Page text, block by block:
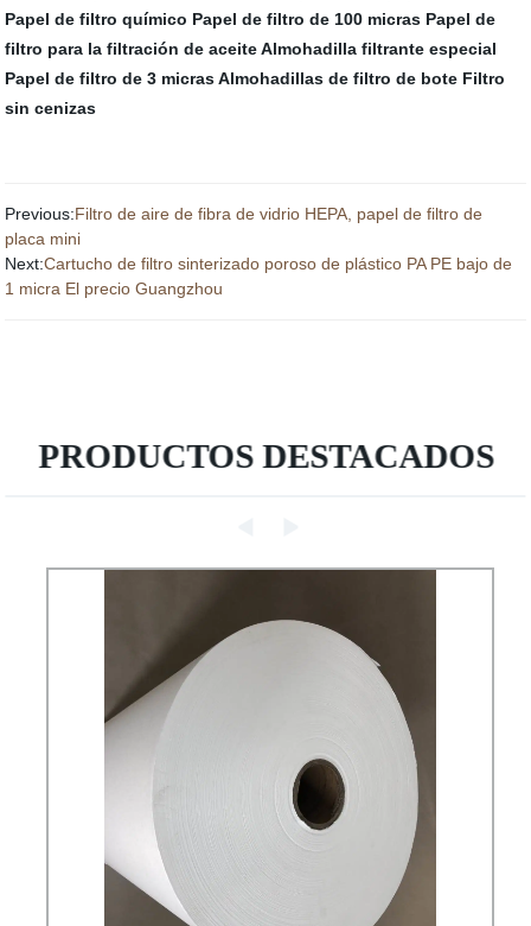
Papel de filtro químico Papel de filtro de 100 micras Papel de
filtro para la filtración de aceite Almohadilla filtrante especial
Papel de filtro de 3 micras Almohadillas de filtro de bote Filtro
sin cenizas
Previous:Filtro de aire de fibra de vidrio HEPA, papel de filtro de
placa mini
Next:Cartucho de filtro sinterizado poroso de plástico PA PE bajo de
1 micra El precio Guangzhou
PRODUCTOS DESTACADOS